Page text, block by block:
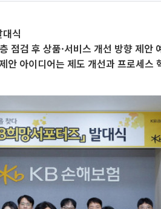
식
점검 후 상품·서비스 개선 방향 제안
안 아이디어는 제도 개선과 프로세스